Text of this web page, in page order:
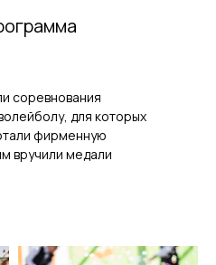
соревнования
для которых
фирменную
вручили медали